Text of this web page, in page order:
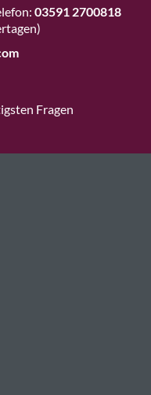
03591 2700818
Fragen